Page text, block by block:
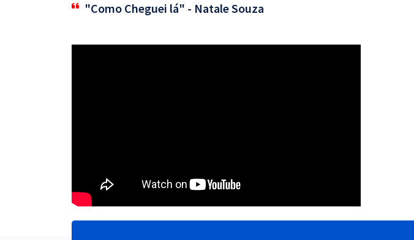
"Como Cheguei lá" - Natale Souza